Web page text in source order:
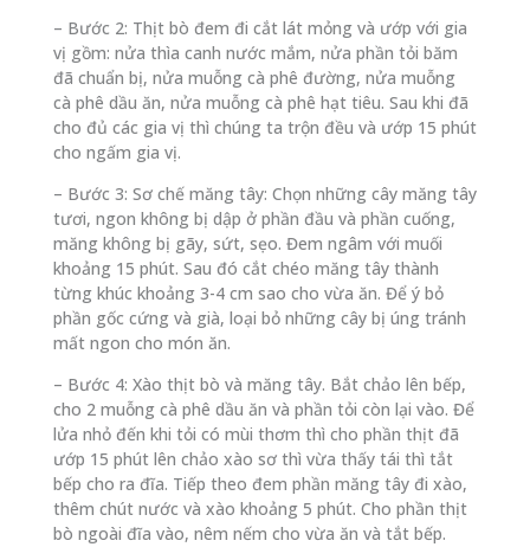
– Bước 2: Thịt bò đem đi cắt lát mỏng và ướp với gia
vị gồm: nửa thìa canh nước mắm, nửa phần tỏi băm
đã chuẩn bị, nửa muỗng cà phê đường, nửa muỗng
cà phê dầu ăn, nửa muỗng cà phê hạt tiêu. Sau khi đã
cho đủ các gia vị thì chúng ta trộn đều và ướp 15 phút
cho ngấm gia vị.
– Bước 3: Sơ chế măng tây: Chọn những cây măng tây
tươi, ngon không bị dập ở phần đầu và phần cuống,
măng không bị gãy, sứt, sẹo. Đem ngâm với muối
khoảng 15 phút. Sau đó cắt chéo măng tây thành
từng khúc khoảng 3-4 cm sao cho vừa ăn. Để ý bỏ
phần gốc cứng và già, loại bỏ những cây bị úng tránh
mất ngon cho món ăn.
– Bước 4: Xào thịt bò và măng tây. Bắt chảo lên bếp,
cho 2 muỗng cà phê dầu ăn và phần tỏi còn lại vào. Để
lửa nhỏ đến khi tỏi có mùi thơm thì cho phần thịt đã
ướp 15 phút lên chảo xào sơ thì vừa thấy tái thì tắt
bếp cho ra đĩa. Tiếp theo đem phần măng tây đi xào,
thêm chút nước và xào khoảng 5 phút. Cho phần thịt
bò ngoài đĩa vào, nêm nếm cho vừa ăn và tắt bếp.